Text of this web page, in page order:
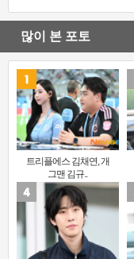
많이 본 포토
트리플에스 김채연, 개
그맨 김규..